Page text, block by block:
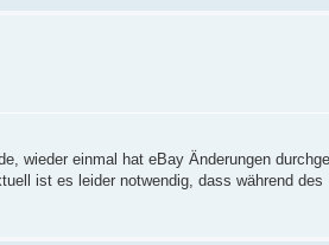
wieder einmal hat eBay Änderungen
ist es leider notwendig, dass während